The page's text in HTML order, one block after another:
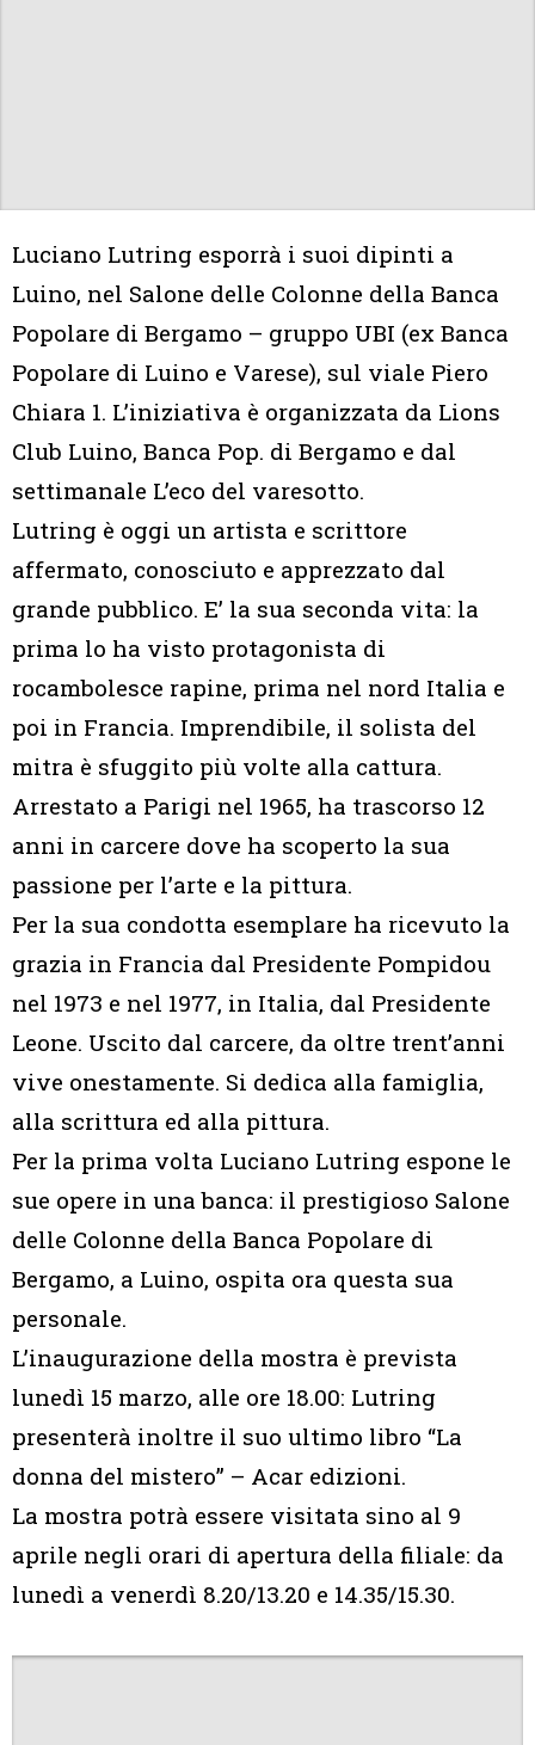
Luciano Lutring esporrà i suoi dipinti a
Luino, nel Salone delle Colonne della Banca
Popolare di Bergamo – gruppo UBI (ex Banca
Popolare di Luino e Varese), sul viale Piero
Chiara 1. L’iniziativa è organizzata da Lions
Club Luino, Banca Pop. di Bergamo e dal
settimanale L’eco del varesotto.
Lutring è oggi un artista e scrittore
affermato, conosciuto e apprezzato dal
grande pubblico. E’ la sua seconda vita: la
prima lo ha visto protagonista di
rocambolesce rapine, prima nel nord Italia e
poi in Francia. Imprendibile, il solista del
mitra è sfuggito più volte alla cattura.
Arrestato a Parigi nel 1965, ha trascorso 12
anni in carcere dove ha scoperto la sua
passione per l’arte e la pittura.
Per la sua condotta esemplare ha ricevuto la
grazia in Francia dal Presidente Pompidou
nel 1973 e nel 1977, in Italia, dal Presidente
Leone. Uscito dal carcere, da oltre trent’anni
vive onestamente. Si dedica alla famiglia,
alla scrittura ed alla pittura.
Per la prima volta Luciano Lutring espone le
sue opere in una banca: il prestigioso Salone
delle Colonne della Banca Popolare di
Bergamo, a Luino, ospita ora questa sua
personale.
L’inaugurazione della mostra è prevista
lunedì 15 marzo, alle ore 18.00: Lutring
presenterà inoltre il suo ultimo libro “La
donna del mistero” – Acar edizioni.
La mostra potrà essere visitata sino al 9
aprile negli orari di apertura della filiale: da
lunedì a venerdì 8.20/13.20 e 14.35/15.30.